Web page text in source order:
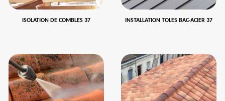
ISOLATION DE COMBLES 37 INSTALLATION TOLES BAC-ACIER 37